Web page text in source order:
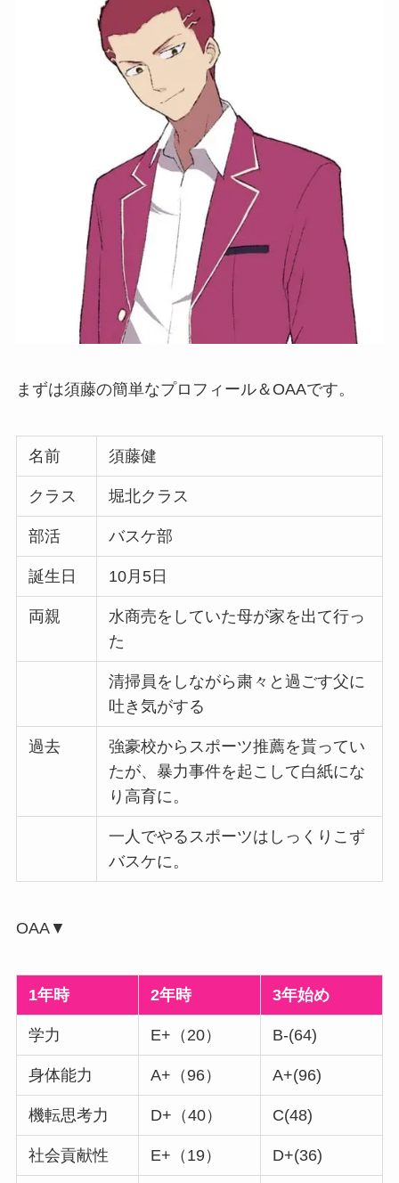
まずは須藤の簡単なプロフィール＆OAAです。
名前 須藤健
クラス 堀北クラス
部活 バスケ部
誕生日 10月5日
両親
水商売をしていた母が家を出て行っ
た
清掃員をしながら粛々と過ごす父に
吐き気がする
過去
強豪校からスポーツ推薦を貰ってい
たが、暴力事件を起こして白紙にな
り高育に。
一人でやるスポーツはしっくりこず
バスケに。
OAA▼
1年時 2年時 3年始め
学力 E+（20） B-(64)
身体能力 A+（96） A+(96)
機転思考力 D+（40） C(48)
社会貢献性 E+（19） D+(36)